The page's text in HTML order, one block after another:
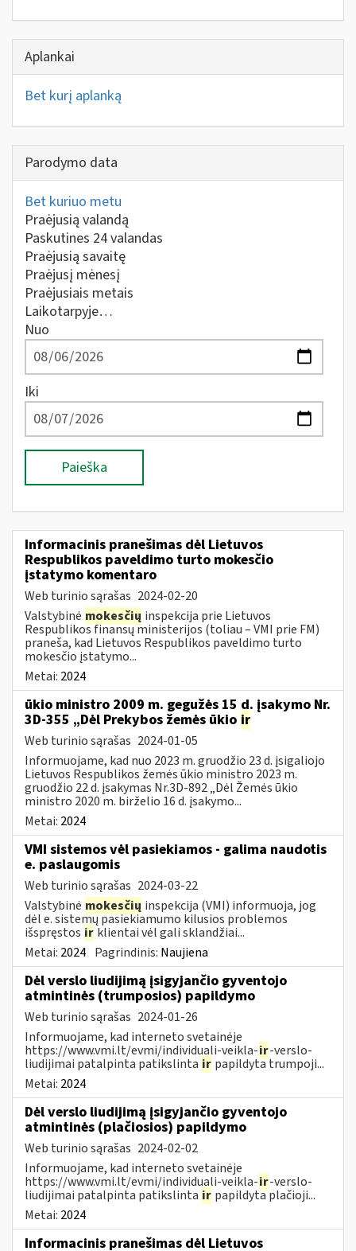
Aplankai
Bet kurį aplanką
Parodymo data
Bet kuriuo metu
Praėjusią valandą
Paskutines 24 valandas
Praėjusią savaitę
Praėjusį mėnesį
Praėjusiais metais
Laikotarpyje…
Nuo
Iki
Paieška
Informacinis pranešimas dėl Lietuvos
Respublikos paveldimo turto mokesčio
įstatymo komentaro
Web turinio sąrašas 2024-02-20
Valstybinė mokesčių inspekcija prie Lietuvos
Respublikos finansų ministerijos (toliau – VMI prie FM)
praneša, kad Lietuvos Respublikos paveldimo turto
mokesčio įstatymo...
Metai: 2024
ūkio ministro 2009 m. gegužės 15 d. įsakymo Nr.
3D-355 „Dėl Prekybos žemės ūkio ir
Web turinio sąrašas 2024-01-05
Informuojame, kad nuo 2023 m. gruodžio 23 d. įsigaliojo
Lietuvos Respublikos žemės ūkio ministro 2023 m.
gruodžio 22 d. įsakymas Nr.3D-892 „Dėl Žemės ūkio
ministro 2020 m. birželio 16 d. įsakymo...
Metai: 2024
VMI sistemos vėl pasiekiamos - galima naudotis
e. paslaugomis
Web turinio sąrašas 2024-03-22
Valstybinė mokesčių inspekcija (VMI) informuoja, jog
dėl e. sistemų pasiekiamumo kilusios problemos
išspręstos ir klientai vėl gali sklandžiai...
Metai: 2024 Pagrindinis: Naujiena
Dėl verslo liudijimą įsigyjančio gyventojo
atmintinės (trumposios) papildymo
Web turinio sąrašas 2024-01-26
Informuojame, kad interneto svetainėje
https://www.vmi.lt/evmi/individuali-veikla-ir-verslo-
liudijimai patalpinta patikslinta ir papildyta trumpoji...
Metai: 2024
Dėl verslo liudijimą įsigyjančio gyventojo
atmintinės (plačiosios) papildymo
Web turinio sąrašas 2024-02-02
Informuojame, kad interneto svetainėje
https://www.vmi.lt/evmi/individuali-veikla-ir-verslo-
liudijimai patalpinta patikslinta ir papildyta plačioji...
Metai: 2024
Informacinis pranešimas dėl Lietuvos